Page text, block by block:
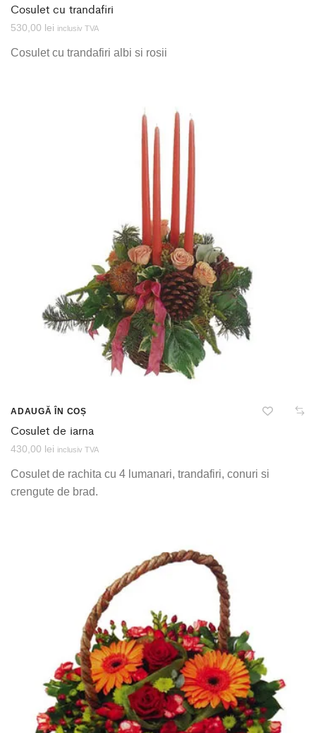
Cosulet cu trandafiri
530,00 lei inclusiv TVA
Cosulet cu trandafiri albi si rosii
ADAUGĂ ÎN COȘ
Cosulet de iarna
430,00 lei inclusiv TVA
Cosulet de rachita cu 4 lumanari, trandafiri, conuri si
crengute de brad.